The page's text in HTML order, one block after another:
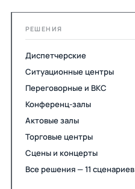
РЕШЕНИЯ
Диспетчерские
Ситуационные центры
Переговорные и ВКС
Конференц-залы
Актовые залы
Торговые центры
Сцены и концерты
Все решения — 11 сценариев